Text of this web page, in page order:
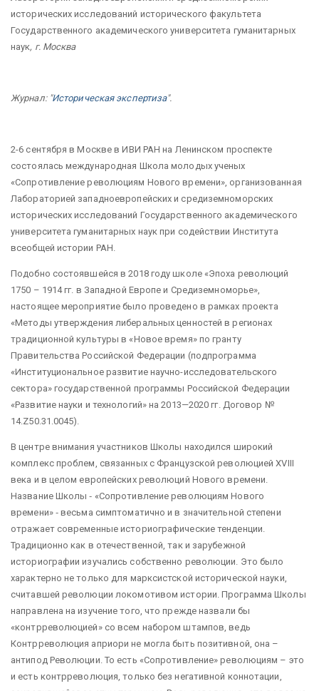
исторических исследований исторического факультета
Государственного академического университета гуманитарных
наук, г. Москва
Журнал: "Историческая экспертиза".
2-6 сентября в Москве в ИВИ РАН на Ленинском проспекте
состоялась международная Школа молодых ученых
«Сопротивление революциям Нового времени», организованная
Лабораторией западноевропейских и средиземноморских
исторических исследований Государственного академического
университета гуманитарных наук при содействии Института
всеобщей истории РАН.
Подобно состоявшейся в 2018 году школе «Эпоха революций
1750 – 1914 гг. в Западной Европе и Средиземноморье»,
настоящее мероприятие было проведено в рамках проекта
«Методы утверждения либеральных ценностей в регионах
традиционной культуры в «Новое время» по гранту
Правительства Российской Федерации (подпрограмма
«Институциональное развитие научно-исследовательского
сектора» государственной программы Российской Федерации
«Развитие науки и технологий» на 2013—2020 гг. Договор №
14.Z50.31.0045).
В центре внимания участников Школы находился широкий
комплекс проблем, связанных с Французской революцией XVIII
века и в целом европейских революций Нового времени.
Название Школы ‑ «Сопротивление революциям Нового
времени» ‑ весьма симптоматично и в значительной степени
отражает современные историографические тенденции.
Традиционно как в отечественной, так и зарубежной
историографии изучались собственно революции. Это было
характерно не только для марксистской исторической науки,
считавшей революции локомотивом истории. Программа Школы
направлена на изучение того, что прежде назвали бы
«контрреволюцией» со всем набором штампов, ведь
Контрреволюция априори не могла быть позитивной, она –
антипод Революции. То есть «Сопротивление» революциям – это
и есть контрреволюция, только без негативной коннотации,